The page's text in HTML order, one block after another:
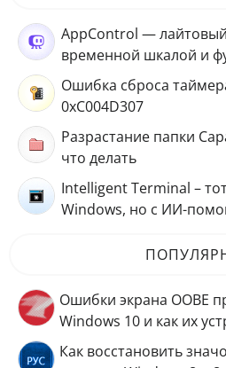
AppControl —
временной шкалой и
Ошибка сброса
0xC004D307
Разрастание папки
что делать
Intelligent Terminal –
Windows, но с ИИ-
Ошибки экрана OOBE
Windows 10 и как их
Как восстановить